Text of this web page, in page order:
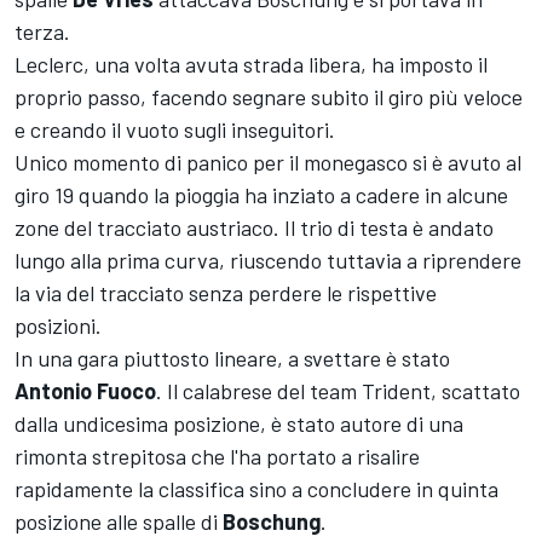
terza.
Leclerc, una volta avuta strada libera, ha imposto il
proprio passo, facendo segnare subito il giro più veloce
e creando il vuoto sugli inseguitori.
Unico momento di panico per il monegasco si è avuto al
giro 19 quando la pioggia ha inziato a cadere in alcune
zone del tracciato austriaco. Il trio di testa è andato
lungo alla prima curva, riuscendo tuttavia a riprendere
la via del tracciato senza perdere le rispettive
posizioni.
In una gara piuttosto lineare, a svettare è stato
Antonio Fuoco. Il calabrese del team Trident, scattato
dalla undicesima posizione, è stato autore di una
rimonta strepitosa che l'ha portato a risalire
rapidamente la classifica sino a concludere in quinta
posizione alle spalle di Boschung.